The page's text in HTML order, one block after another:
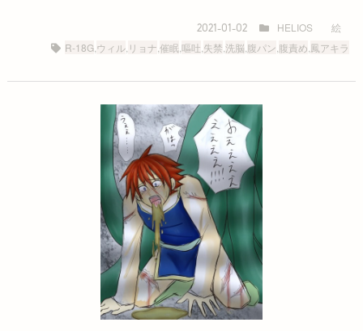
2021-01-02 HELIOS
絵
R-18G ウィル リョナ ,催眠 ,嘔吐 失禁 ,洗脳 腹パン 腹責め 鳳アキラ